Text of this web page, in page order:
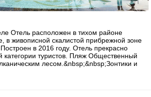
Отель расположен в тихом районе
в живописной скалистой прибрежной зоне
в 2016 году. Отель прекрасно
категории туристов. Пляж Общественный
лесом.&nbsp;&nbsp;Зонтики и